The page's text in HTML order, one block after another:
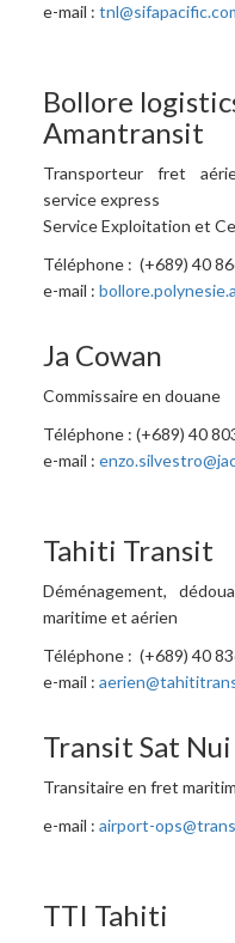
e-mail :
Bollore
Amantransit
Transporteur fret
service express
Service Exploitation et
Téléphone : (+689) 40
e-mail :
Ja Cowan
Commissaire en douane
Téléphone : (+689) 40
e-mail :
Tahiti Transit
Déménagement,
maritime et aérien
Téléphone : (+689) 40
e-mail :
Transit Sat Nui
Transitaire en fret
e-mail : airport-
TTI Tahiti